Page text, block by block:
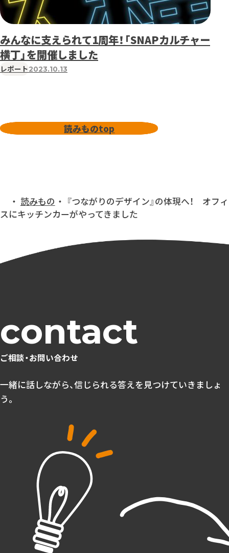
みんなに支えられて1周年！「SNAPカルチャー
横丁」を開催しました
レポート2023.10.13
読みものtop
トップ
読みもの
『つながりのデザイン』の体現へ！ オフィ
スにキッチンカーがやってきました
ご相談・お問い合わせ
一緒に話しながら、信じられる答えを見つけていきましょ
う。